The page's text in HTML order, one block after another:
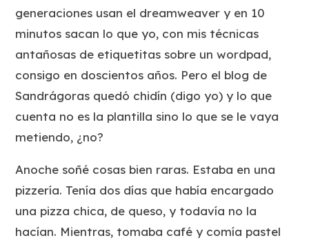
generaciones usan el dreamweaver y en 10
minutos sacan lo que yo, con mis técnicas
antañosas de etiquetitas sobre un wordpad,
consigo en doscientos años. Pero el blog de
Sandrágoras quedó chidín (digo yo) y lo que
cuenta no es la plantilla sino lo que se le vaya
metiendo, ¿no?
Anoche soñé cosas bien raras. Estaba en una
pizzería. Tenía dos días que había encargado
una pizza chica, de queso, y todavía no la
hacían. Mientras, tomaba café y comía pastel